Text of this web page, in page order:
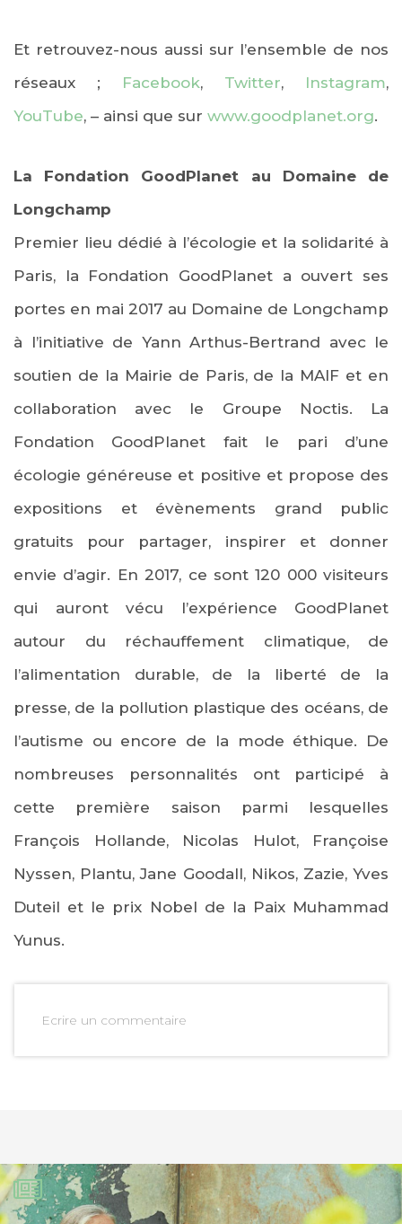
Et retrouvez-nous aussi sur l’ensemble de nos
réseaux ; Facebook, Twitter, Instagram,
YouTube, – ainsi que sur www.goodplanet.org.
La Fondation GoodPlanet au Domaine de
Longchamp
Premier lieu dédié à l’écologie et la solidarité à
Paris, la Fondation GoodPlanet a ouvert ses
portes en mai 2017 au Domaine de Longchamp
à l’initiative de Yann Arthus-Bertrand avec le
soutien de la Mairie de Paris, de la MAIF et en
collaboration avec le Groupe Noctis. La
Fondation GoodPlanet fait le pari d’une
écologie généreuse et positive et propose des
expositions et évènements grand public
gratuits pour partager, inspirer et donner
envie d’agir. En 2017, ce sont 120 000 visiteurs
qui auront vécu l’expérience GoodPlanet
autour du réchauffement climatique, de
l’alimentation durable, de la liberté de la
presse, de la pollution plastique des océans, de
l’autisme ou encore de la mode éthique. De
nombreuses personnalités ont participé à
cette première saison parmi lesquelles
François Hollande, Nicolas Hulot, Françoise
Nyssen, Plantu, Jane Goodall, Nikos, Zazie, Yves
Duteil et le prix Nobel de la Paix Muhammad
Yunus.
Ecrire un commentaire